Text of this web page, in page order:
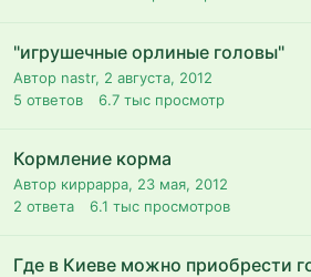
"игрушечные орлиные головы"
Автор nastr, 2 августа, 2012
5 ответов 6.7 тыс просмотр
Кормление корма
Автор киррарра, 23 мая, 2012
2 ответа 6.1 тыс просмотров
Где в Киеве можно приобрести